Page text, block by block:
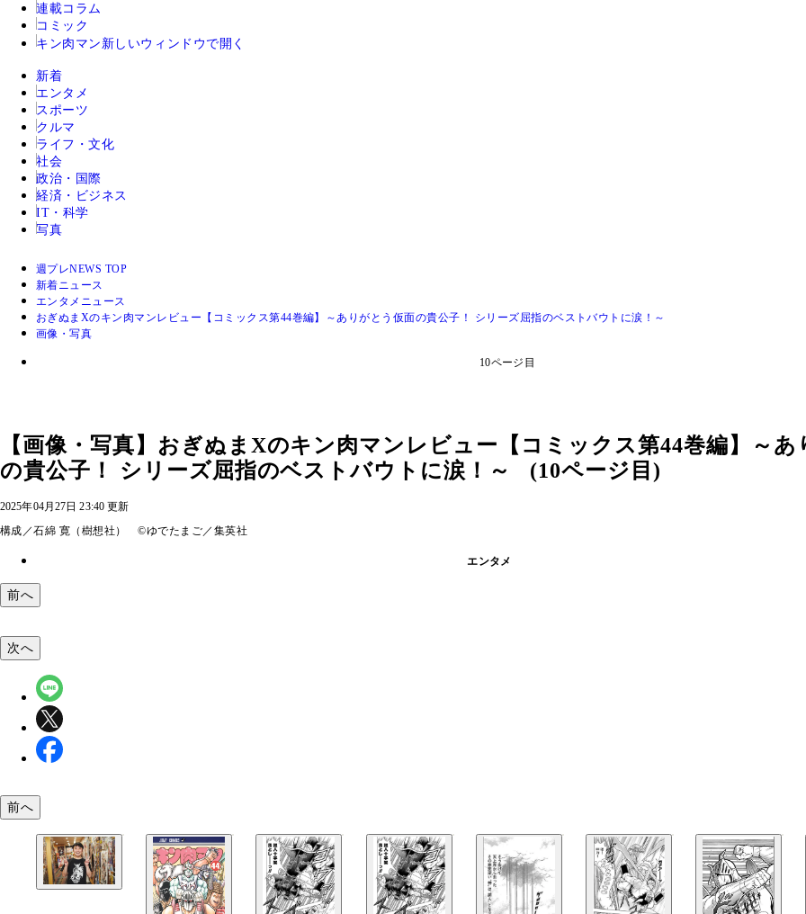
連載コラム
コミック
キン肉マン 新しいウィンドウで開く
新着
エンタメ
スポーツ
クルマ
ライフ・文化
社会
政治・国際
経済・ビジネス
IT・科学
写真
週プレNEWS TOP
新着ニュース
エンタメニュース
おぎぬまXのキン肉マンレビュー【コミックス第44巻編】～ありがとう仮面の貴公子！ シリーズ屈指のベストバウトに涙！～
画像・写真
10ページ目
【画像・写真】おぎぬまXのキン肉マンレビュー【コミックス第44巻編】～あ
の貴公子！ シリーズ屈指のベストバウトに涙！～ (10ページ目)
2025年04月27日 23:40 更新
構成／石綿 寛（樹想社） ©ゆでたまご／集英社
エンタメ
前へ
次へ
前へ